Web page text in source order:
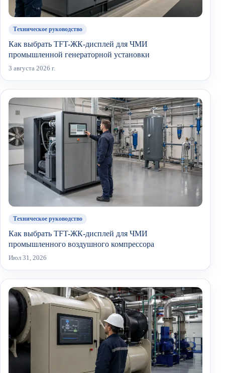
Техническое руководство
Как выбрать TFT-ЖК-дисплей для ЧМИ
промышленной генераторной установки
3 августа 2026 г.
Техническое руководство
Как выбрать TFT-ЖК-дисплей для ЧМИ
промышленного воздушного компрессора
Июл 31, 2026